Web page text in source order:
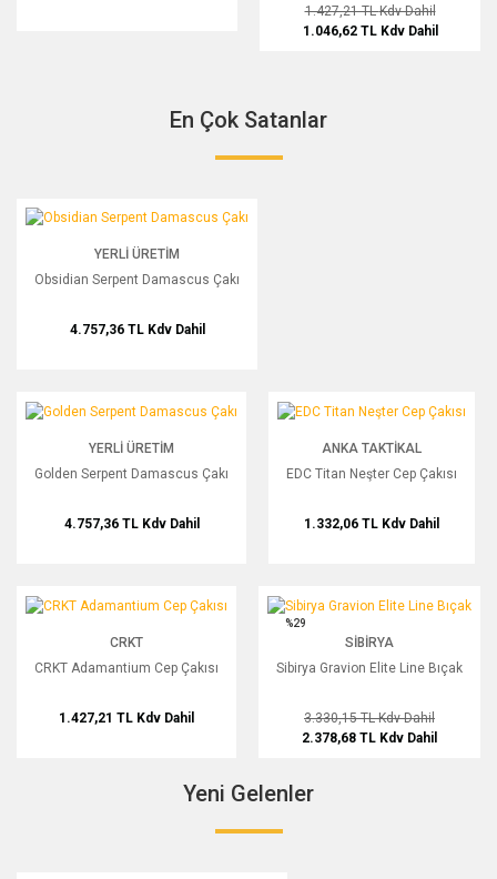
1.427,21 TLKdv Dahil
1.046,62 TL Kdv Dahil
En Çok Satanlar
Obsidian Serpent Damascus Çakı
YERLI ÜRETIM
Obsidian Serpent Damascus Çakı
4.757,36 TL Kdv Dahil
Golden Serpent Damascus Çakı
YERLI ÜRETIM
Golden Serpent Damascus Çakı
4.757,36 TL Kdv Dahil
EDC Titan Neşter Cep Çakısı
ANKA TAKTIKAL
EDC Titan Neşter Cep Çakısı
1.332,06 TL Kdv Dahil
CRKT Adamantium Cep Çakısı
CRKT
CRKT Adamantium Cep Çakısı
1.427,21 TL Kdv Dahil
Sibirya Gravion Elite Line Bıçak
%29
SIBIRYA
Sibirya Gravion Elite Line Bıçak
3.330,15 TLKdv Dahil
2.378,68 TL Kdv Dahil
Yeni Gelenler